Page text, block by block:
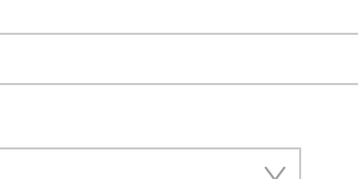
palja jala all mõnusalt sile